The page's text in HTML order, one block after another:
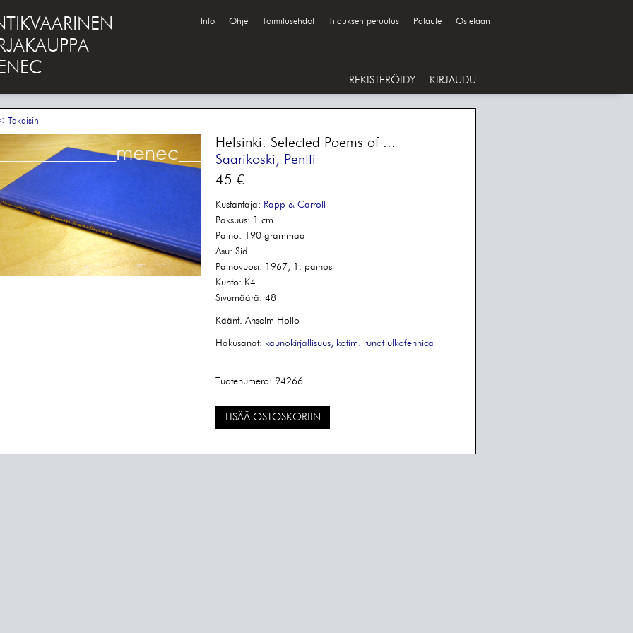
Info Ohje Toimitusehdot Tilauksen peruutus Palaute Ostetaan
REKISTERÖIDY KIRJAUDU
Takaisin
Helsinki. Selected Poems of ...
Saarikoski, Pentti
45 €
Kustantaja: Rapp & Carroll
Paksuus: 1 cm
Paino: 190 grammaa
Asu: Sid
Painovuosi: 1967, 1. painos
Kunto: K4
Sivumäärä: 48
Käänt. Anselm Hollo
Hakusanat: kaunokirjallisuus, kotim. runot ulkofennica
Tuotenumero: 94266
LISÄÄ OSTOSKORIIN